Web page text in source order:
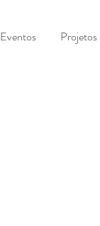
Eventos Projetos